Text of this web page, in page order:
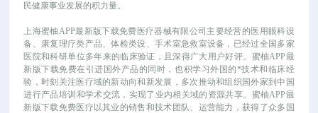
民健康事业发展的积力量。
上海蜜柚APP最新版下载免费医疗器械有限公司主要经营的医用眼科设
备、康复理疗类产品、体检类设、手术室急救室设备，已经过全国多家
医院和科研单位多年来的临床验证，且深得广大用户好评。蜜柚APP最
新版下载免费在引进国外产品的同时，也积学习外国的*技术和临床经
验，时刻关注医疗域的新动向和新发展，多次推动和组织国外家到中国
进行产品培训和学术交流，实现了业内相关域的资源共享。蜜柚APP最
新版下载免费医疗以其业的销售和技术团队、运营能力，获得了众多国